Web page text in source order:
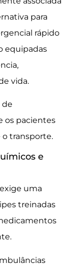
para
rápido
equipadas
vida.
de
os pacientes
transporte.
e
uma
treinadas